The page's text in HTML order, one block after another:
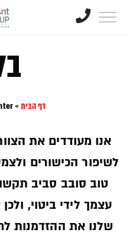
דף הבית»
אנו מעודדים את
לשיפור הכישורים
טוב סובב סביב
עצמך לידי ביטוי,
שלנו את ההזדמנות